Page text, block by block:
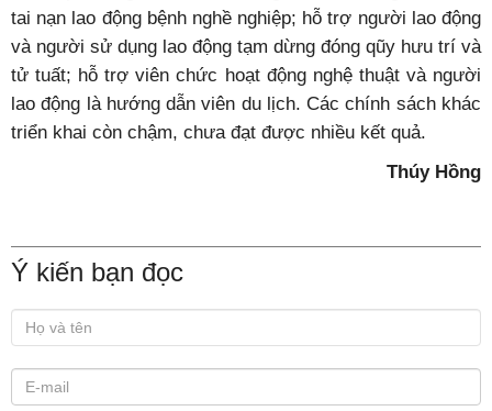
tai nạn lao động bệnh nghề nghiệp; hỗ trợ người lao động
và người sử dụng lao động tạm dừng đóng qũy hưu trí và
tử tuất; hỗ trợ viên chức hoạt động nghệ thuật và người
lao động là hướng dẫn viên du lịch. Các chính sách khác
triển khai còn chậm, chưa đạt được nhiều kết quả.
Thúy Hồng
Ý kiến bạn đọc